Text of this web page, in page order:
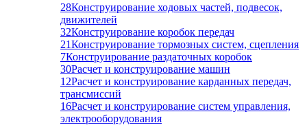
28Конструирование ходовых частей, подвесок,
движителей
32Конструирование коробок передач
21Конструирование тормозных систем, сцепления
7Конструирование раздаточных коробок
30Расчет и конструирование машин
12Расчет и конструирование карданных передач,
трансмиссий
16Расчет и конструирование систем управления,
электрооборудования